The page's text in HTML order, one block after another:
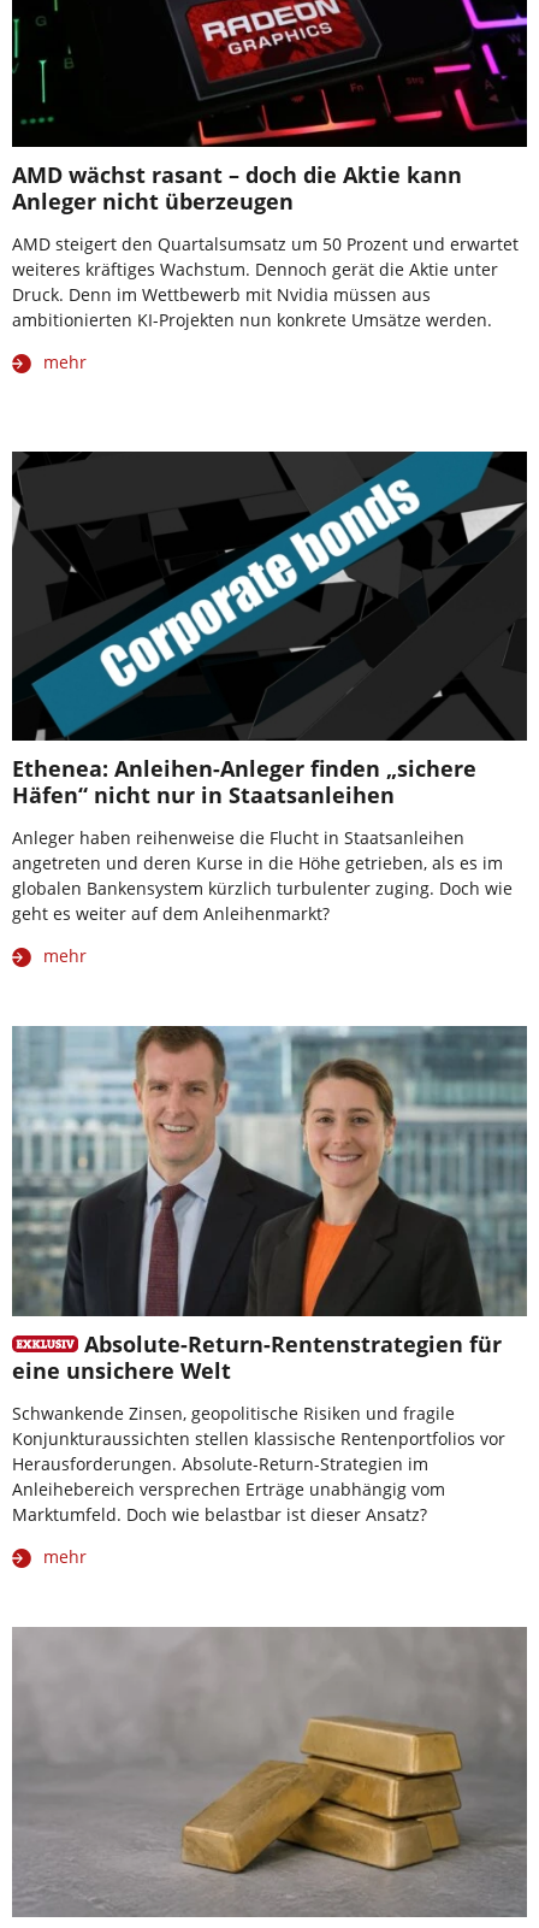
AMD wächst rasant – doch die Aktie kann
Anleger nicht überzeugen
AMD steigert den Quartalsumsatz um 50 Prozent und erwartet
weiteres kräftiges Wachstum. Dennoch gerät die Aktie unter
Druck. Denn im Wettbewerb mit Nvidia müssen aus
ambitionierten KI-Projekten nun konkrete Umsätze werden.
mehr
Ethenea: Anleihen-Anleger finden „sichere
Häfen“ nicht nur in Staatsanleihen
Anleger haben reihenweise die Flucht in Staatsanleihen
angetreten und deren Kurse in die Höhe getrieben, als es im
globalen Bankensystem kürzlich turbulenter zuging. Doch wie
geht es weiter auf dem Anleihenmarkt?
mehr
Absolute-Return-Rentenstrategien für
eine unsichere Welt
Schwankende Zinsen, geopolitische Risiken und fragile
Konjunkturaussichten stellen klassische Rentenportfolios vor
Herausforderungen. Absolute-Return-Strategien im
Anleihebereich versprechen Erträge unabhängig vom
Marktumfeld. Doch wie belastbar ist dieser Ansatz?
mehr